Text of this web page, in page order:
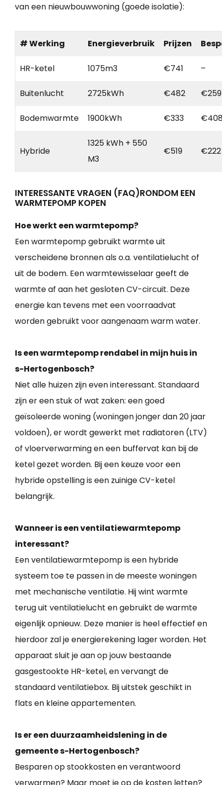
van een nieuwbouwwoning (goede isolatie):
# Werking Energieverbruik Prijzen
HR-ketel 1075m3 €741 –
Buitenlucht 2725kWh €482 €259
Bodemwarmte 1900kWh €333
Hybride
1325 kWh + 550
M3
€519 €222
INTERESSANTE VRAGEN (FAQ)RONDOM EEN
WARMTEPOMP KOPEN
Hoe werkt een warmtepomp?
Een warmtepomp gebruikt warmte uit
verscheidene bronnen als o.a. ventilatielucht of
uit de bodem. Een warmtewisselaar geeft de
warmte af aan het gesloten CV-circuit. Deze
energie kan tevens met een voorraadvat
worden gebruikt voor aangenaam warm water.
Is een warmtepomp rendabel in mijn huis in
s-Hertogenbosch?
Niet alle huizen zijn even interessant. Standaard
zijn er een stuk of wat zaken: een goed
geïsoleerde woning (woningen jonger dan 20 jaar
voldoen), er wordt gewerkt met radiatoren (LTV)
of vloerverwarming en een buffervat kan bij de
ketel gezet worden. Bij een keuze voor een
hybride opstelling is een zuinige CV-ketel
belangrijk.
Wanneer is een ventilatiewarmtepomp
interessant?
Een ventilatiewarmtepomp is een hybride
systeem toe te passen in de meeste woningen
met mechanische ventilatie. Hij wint warmte
terug uit ventilatielucht en gebruikt de warmte
eigenlijk opnieuw. Deze manier is heel effectief en
hierdoor zal je energierekening lager worden. Het
apparaat sluit je aan op jouw bestaande
gasgestookte HR-ketel, en vervangt de
standaard ventilatiebox. Bij uitstek geschikt in
flats en kleine appartementen.
Is er een duurzaamheidslening in de
gemeente s-Hertogenbosch?
Besparen op stookkosten en verantwoord
verwarmen? Maar moet je op de kosten letten?